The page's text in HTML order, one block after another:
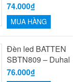
74.000₫
MUA HÀNG
Đèn led BATTEN
SBTN809 – Duhal
76.000₫